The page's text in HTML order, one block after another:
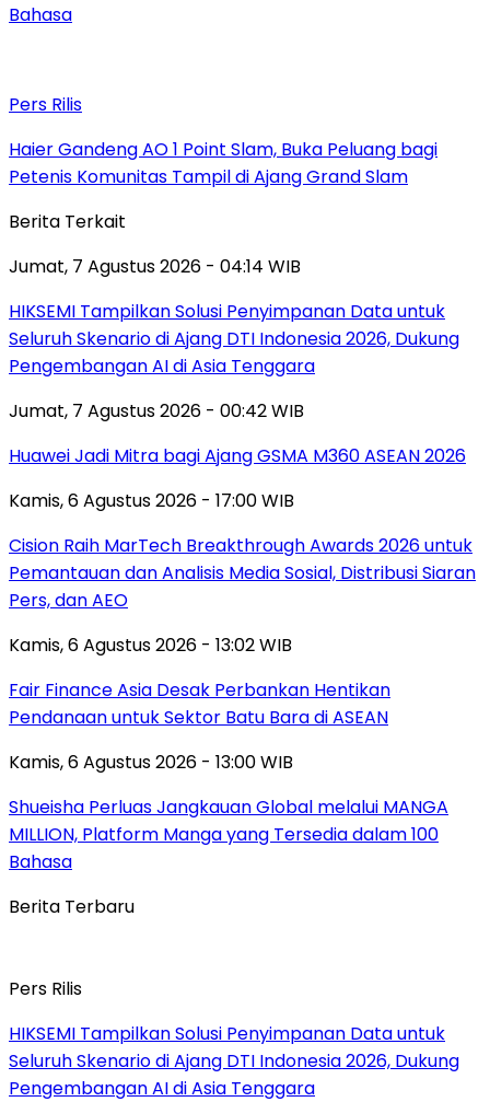
Bahasa
Pers Rilis
Haier Gandeng AO 1 Point Slam, Buka Peluang bagi
Petenis Komunitas Tampil di Ajang Grand Slam
Berita Terkait
Jumat, 7 Agustus 2026 - 04:14 WIB
HIKSEMI Tampilkan Solusi Penyimpanan Data untuk
Seluruh Skenario di Ajang DTI Indonesia 2026, Dukung
Pengembangan AI di Asia Tenggara
Jumat, 7 Agustus 2026 - 00:42 WIB
Huawei Jadi Mitra bagi Ajang GSMA M360 ASEAN 2026
Kamis, 6 Agustus 2026 - 17:00 WIB
Cision Raih MarTech Breakthrough Awards 2026 untuk
Pemantauan dan Analisis Media Sosial, Distribusi Siaran
Pers, dan AEO
Kamis, 6 Agustus 2026 - 13:02 WIB
Fair Finance Asia Desak Perbankan Hentikan
Pendanaan untuk Sektor Batu Bara di ASEAN
Kamis, 6 Agustus 2026 - 13:00 WIB
Shueisha Perluas Jangkauan Global melalui MANGA
MILLION, Platform Manga yang Tersedia dalam 100
Bahasa
Berita Terbaru
Pers Rilis
HIKSEMI Tampilkan Solusi Penyimpanan Data untuk
Seluruh Skenario di Ajang DTI Indonesia 2026, Dukung
Pengembangan AI di Asia Tenggara